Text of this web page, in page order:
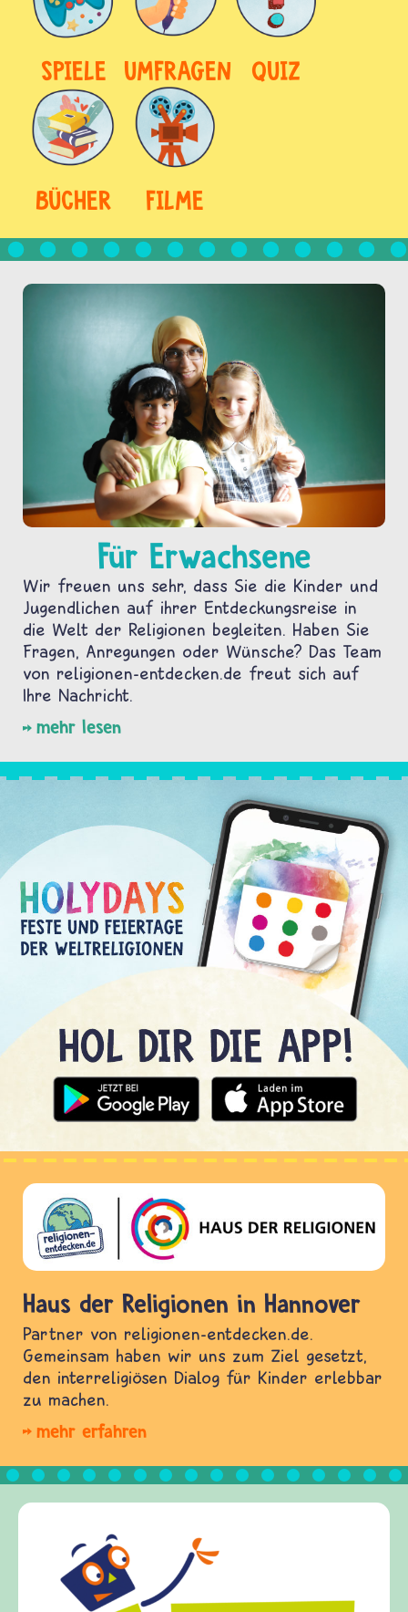
SPIELE UMFRAGEN QUIZ
BÜCHER FILME
Für Erwachsene
Wir freuen uns sehr, dass Sie die Kinder und
Jugendlichen auf ihrer Entdeckungsreise in
die Welt der Religionen begleiten. Haben Sie
Fragen, Anregungen oder Wünsche? Das Team
von religionen-entdecken.de freut sich auf
Ihre Nachricht.
mehr lesen
Haus der Religionen in Hannover
Partner von religionen-entdecken.de.
Gemeinsam haben wir uns zum Ziel gesetzt,
den interreligiösen Dialog für Kinder erlebbar
zu machen.
mehr erfahren
Frieden Fragen
frieden-fragen.de ist ein Internet-Angebot für